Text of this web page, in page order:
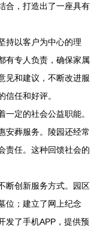
合，打造出了一座具有
持以客户为中心的理
有专人负责，确保家属
见和建议，不断改进服
任和好评。
一定的社会公益职能。
安葬服务。陵园还经常
责任。这种回馈社会的
断创新服务方式。园区
位；建立了网上纪念
发了手机APP，提供预